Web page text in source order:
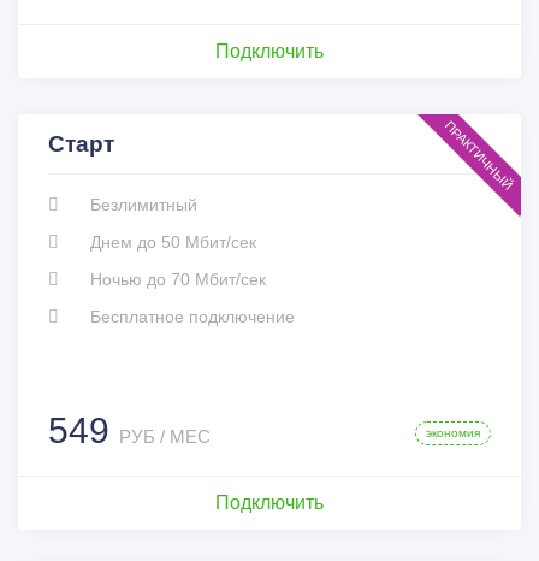
Подключить
ПРАКТИЧНЫЙ
Старт
Безлимитный
Днем до 50 Мбит/сек
Ночью до 70 Мбит/сек
Бесплатное подключение
549 РУБ / МЕС экономия
Подключить